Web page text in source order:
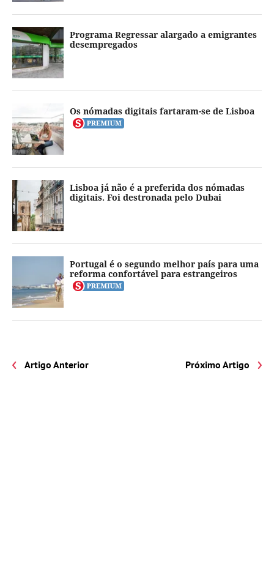
Programa Regressar alargado a emigrantes
desempregados
Os nómadas digitais fartaram-se de Lisboa
Lisboa já não é a preferida dos nómadas
digitais. Foi destronada pelo Dubai
Portugal é o segundo melhor país para uma
reforma confortável para estrangeiros
Artigo Anterior Próximo Artigo